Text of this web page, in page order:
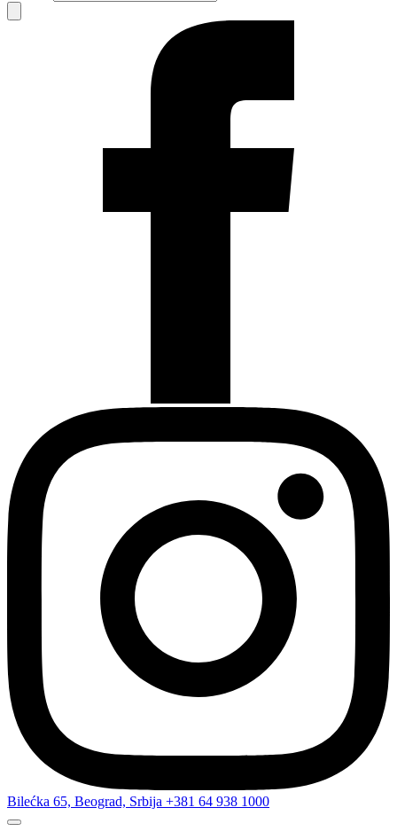
Bilećka 65, Beograd, Srbija +381 64 938 1000